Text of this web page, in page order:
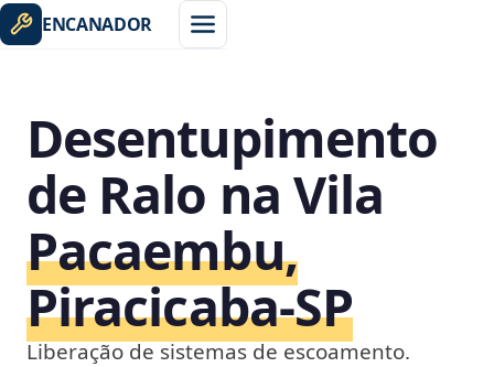
ENCANADOR
Desentupimento
de Ralo na Vila
Pacaembu,
Piracicaba‑SP
Liberação de sistemas de escoamento.